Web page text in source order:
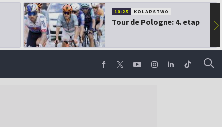
10:25 KOLARSTWO
Tour de Pologne: 4. etap ▶